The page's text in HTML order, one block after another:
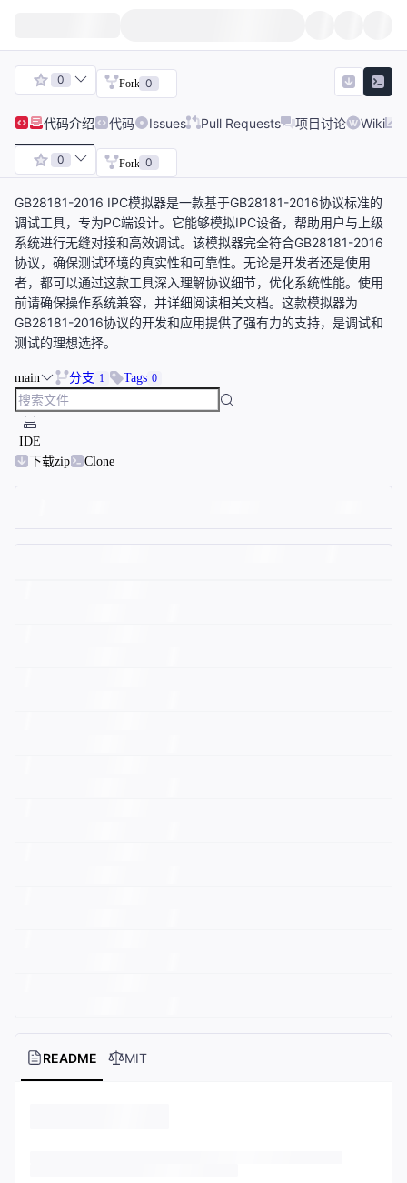
0 Fork 0
代码介绍 代码 Issues Pull Requests 项目讨论 Wiki
0 Fork 0
GB28181-2016 IPC模拟器是一款基于GB28181-2016协议标准的
调试工具，专为PC端设计。它能够模拟IPC设备，帮助用户与上级
系统进行无缝对接和高效调试。该模拟器完全符合GB28181-2016
协议，确保测试环境的真实性和可靠性。无论是开发者还是使用
者，都可以通过这款工具深入理解协议细节，优化系统性能。使用
前请确保操作系统兼容，并详细阅读相关文档。这款模拟器为
GB28181-2016协议的开发和应用提供了强有力的支持，是调试和
测试的理想选择。
main 分支 1 Tags 0
IDE
下载zip
Clone
README MIT